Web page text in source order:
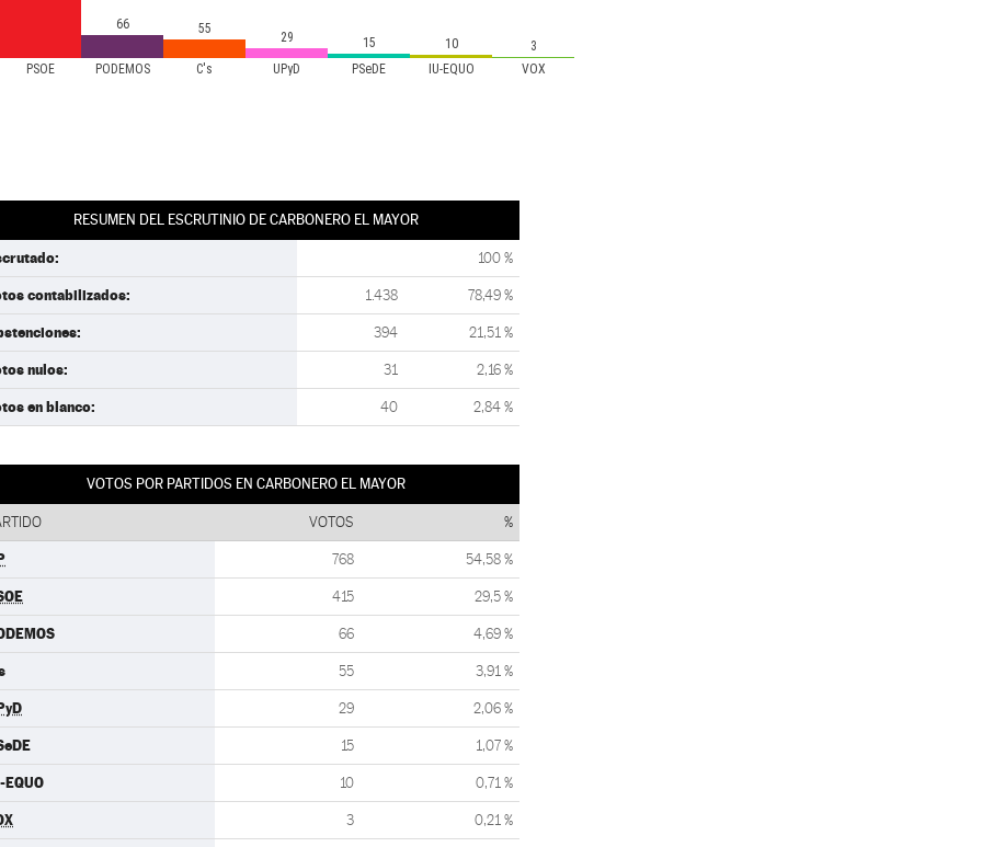
PSOE PODEMOS C's UPyD PSeDE IU-EQUO VOX
66 55
29 15 10 3
RESUMEN DEL ESCRUTINIO DE CARBONERO EL MAYOR
100 %
contabilizados: 1.438 78,49 %
394 21,51 %
nulos: 31 2,16 %
en blanco: 40 2,84 %
VOTOS POR PARTIDOS EN CARBONERO EL MAYOR
VOTOS %
768 54,58 %
415 29,5 %
66 4,69 %
55 3,91 %
29 2,06 %
15 1,07 %
EQUO 10 0,71 %
3 0,21 %